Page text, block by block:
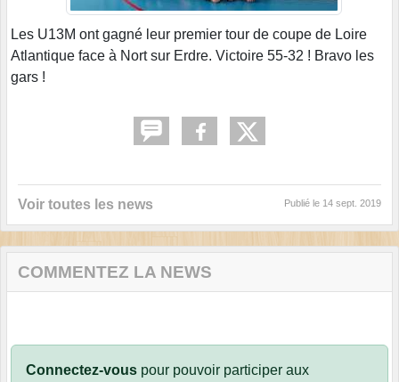
Les U13M ont gagné leur premier tour de coupe de Loire
Atlantique face à Nort sur Erdre. Victoire 55-32 ! Bravo les
gars !
Voir toutes les news Publié le 14 sept. 2019
COMMENTEZ LA NEWS
Connectez-vous pour pouvoir participer aux